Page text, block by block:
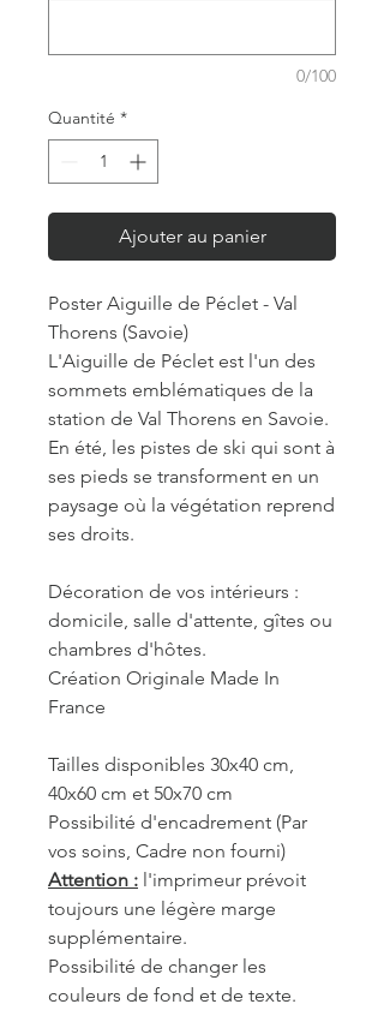
0/100
Quantité *
Ajouter au panier
Poster Aiguille de Péclet - Val
Thorens (Savoie)
L'Aiguille de Péclet est l'un des
sommets emblématiques de la
station de Val Thorens en Savoie.
En été, les pistes de ski qui sont à
ses pieds se transforment en un
paysage où la végétation reprend
ses droits.
Décoration de vos intérieurs :
domicile, salle d'attente, gîtes ou
chambres d'hôtes.
Création Originale Made In
France
Tailles disponibles 30x40 cm,
40x60 cm et 50x70 cm
Possibilité d'encadrement (Par
vos soins, Cadre non fourni)
Attention : l'imprimeur prévoit
toujours une légère marge
supplémentaire.
Possibilité de changer les
couleurs de fond et de texte.